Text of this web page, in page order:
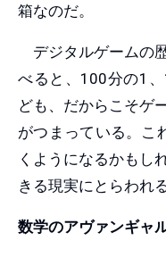
箱なのだ。
デジタルゲームの
べると、100分の1
ども、だからこそゲ
がつまっている。こ
くようになるかもし
きる現実にとらわれ
数学のアヴァンギャ